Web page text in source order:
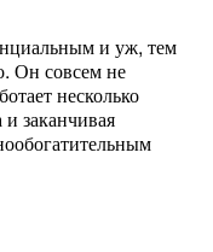
и уж, тем
Он совсем не
несколько
заканчивая